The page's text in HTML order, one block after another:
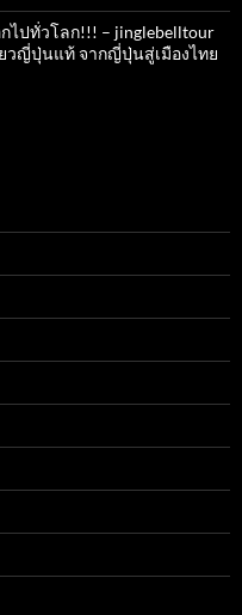
ไปทั่วโลก!!! – jinglebelltour
วญี่ปุ่นแท้ จากญี่ปุ่นสู่เมืองไทย